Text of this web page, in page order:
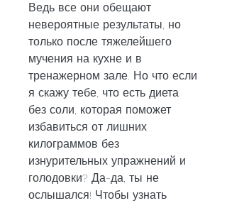
Ведь все они обещают
невероятные результаты, но
только после тяжелейшего
мучения на кухне и в
тренажерном зале. Но что если
я скажу тебе, что есть диета
без соли, которая поможет
избавиться от лишних
килограммов без
изнурительных упражнений и
голодовки? Да-да, ты не
ослышался! Чтобы узнать